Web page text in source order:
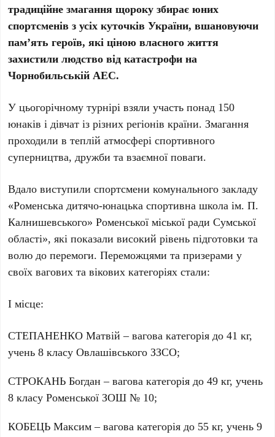
традиційне змагання щороку збирає юних
спортсменів з усіх куточків України, вшановуючи
пам’ять героїв, які ціною власного життя
захистили людство від катастрофи на
Чорнобильській АЕС.
У цьогорічному турнірі взяли участь понад 150
юнаків і дівчат із різних регіонів країни. Змагання
проходили в теплій атмосфері спортивного
суперництва, дружби та взаємної поваги.
Вдало виступили спортсмени комунального закладу
«Роменська дитячо-юнацька спортивна школа ім. П.
Калнишевського» Роменської міської ради Сумської
області», які показали високий рівень підготовки та
волю до перемоги. Переможцями та призерами у
своїх вагових та вікових категоріях стали:
І місце:
СТЕПАНЕНКО Матвій – вагова категорія до 41 кг,
учень 8 класу Овлашівського ЗЗСО;
СТРОКАНЬ Богдан – вагова категорія до 49 кг, учень
8 класу Роменської ЗОШ № 10;
КОБЕЦЬ Максим – вагова категорія до 55 кг, учень 9